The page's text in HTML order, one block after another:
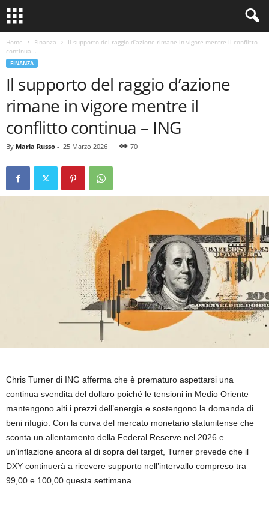
Home Finanza
Il supporto del raggio d’azione rimane in vigore mentre il conflitto
continua...
FINANZA
Il supporto del raggio d’azione
rimane in vigore mentre il
conflitto continua – ING
By Maria Russo - 25 Marzo 2026 70
Chris Turner di ING afferma che è prematuro aspettarsi una
continua svendita del dollaro poiché le tensioni in Medio Oriente
mantengono alti i prezzi dell’energia e sostengono la domanda di
beni rifugio. Con la curva del mercato monetario statunitense che
sconta un allentamento della Federal Reserve nel 2026 e
un’inflazione ancora al di sopra del target, Turner prevede che il
DXY continuerà a ricevere supporto nell’intervallo compreso tra
99,00 e 100,00 questa settimana.